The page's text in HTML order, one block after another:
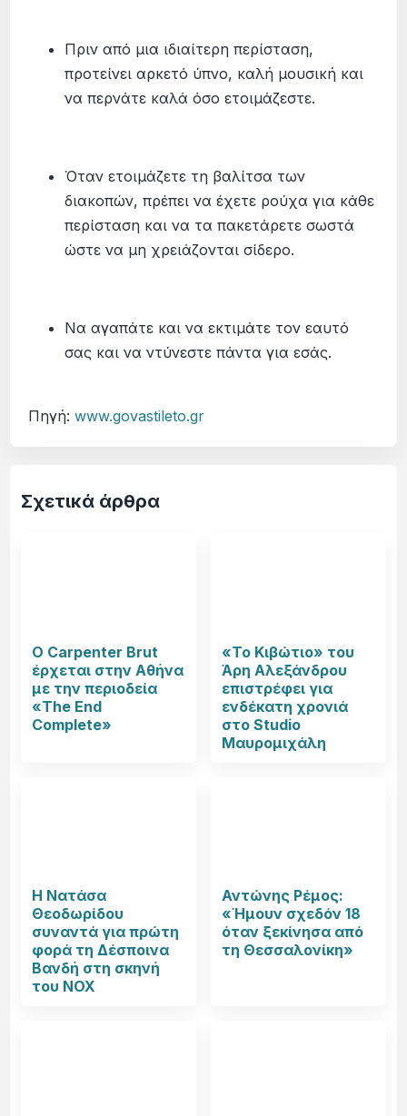
Πριν από μια ιδιαίτερη περίσταση,
προτείνει αρκετό ύπνο, καλή μουσική και
να περνάτε καλά όσο ετοιμάζεστε.
Όταν ετοιμάζετε τη βαλίτσα των
διακοπών, πρέπει να έχετε ρούχα για κάθε
περίσταση και να τα πακετάρετε σωστά
ώστε να μη χρειάζονται σίδερο.
Να αγαπάτε και να εκτιμάτε τον εαυτό
σας και να ντύνεστε πάντα για εσάς.
Πηγή:www.govastileto.gr
Σχετικά άρθρα
Ο Carpenter Brut
έρχεται στην Αθήνα
με την περιοδεία
«The End
Complete»
«Το Κιβώτιο» του
Άρη Αλεξάνδρου
επιστρέφει για
ενδέκατη χρονιά
στο Studio
Μαυρομιχάλη
Η Νατάσα
Θεοδωρίδου
συναντά για πρώτη
φορά τη Δέσποινα
Βανδή στη σκηνή
του NOX
Αντώνης Ρέμος:
«Ήμουν σχεδόν 18
όταν ξεκίνησα από
τη Θεσσαλονίκη»